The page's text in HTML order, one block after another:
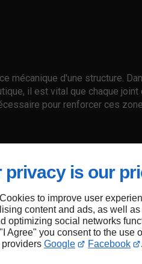
privacy is our
to improve user
content and ads, as well
optimizing social networks
Agree" you consent to the use
providers Google Facebook .
mécanique d'une structure.
il est vital que chaque
pour renforcer ces
la durabilité d'une
du temps. Si des signes